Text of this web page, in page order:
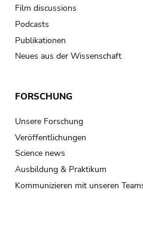
Film discussions
Podcasts
Publikationen
Neues aus der Wissenschaft
FORSCHUNG
Unsere Forschung
Veröffentlichungen
Science news
Ausbildung & Praktikum
Kommunizieren mit unseren